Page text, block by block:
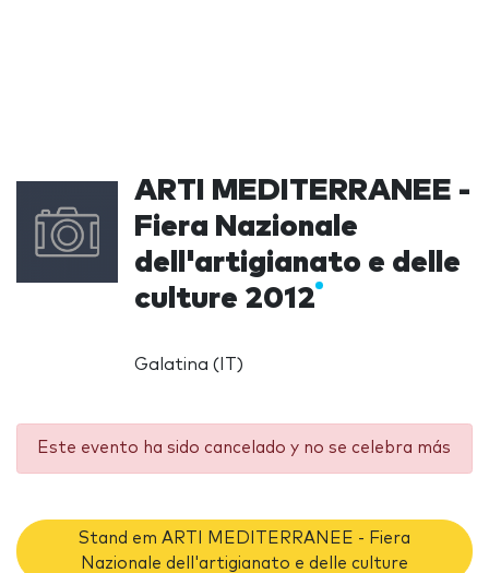
ARTI MEDITERRANEE -
Fiera Nazionale
dell'artigianato e delle
culture 2012
Galatina (IT)
Este evento ha sido cancelado y no se celebra más
Stand em ARTI MEDITERRANEE - Fiera
Nazionale dell'artigianato e delle culture